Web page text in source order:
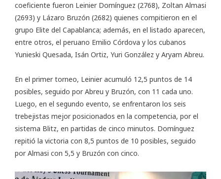
coeficiente fueron Leinier Domínguez (2768), Zoltan Almasi
(2693) y Lázaro Bruzón (2682) quienes compitieron en el
grupo Elite del Capablanca; además, en el listado aparecen,
entre otros, el peruano Emilio Córdova y los cubanos
Yunieski Quesada, Isán Ortiz, Yuri González y Aryam Abreu.
En el primer torneo, Leinier acumuló 12,5 puntos de 14
posibles, seguido por Abreu y Bruzón, con 11 cada uno.
Luego, en el segundo evento, se enfrentaron los seis
trebejistas mejor posicionados en la competencia, por el
sistema Blitz, en partidas de cinco minutos. Domínguez
repitió la victoria con 8,5 puntos de 10 posibles, seguido
por Almasi con 5,5 y Bruzón con cinco.